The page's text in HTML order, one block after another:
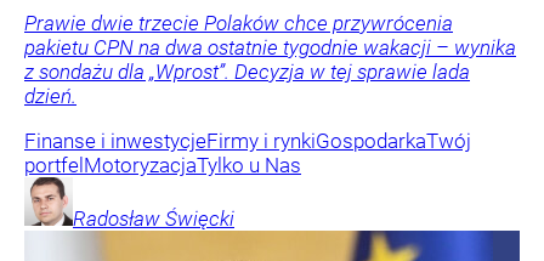
Prawie dwie trzecie Polaków chce przywrócenia
pakietu CPN na dwa ostatnie tygodnie wakacji – wynika
z sondażu dla „Wprost”. Decyzja w tej sprawie lada
dzień.
Finanse i inwestycjeFirmy i rynkiGospodarkaTwój
portfelMotoryzacjaTylko u Nas
Radosław Święcki